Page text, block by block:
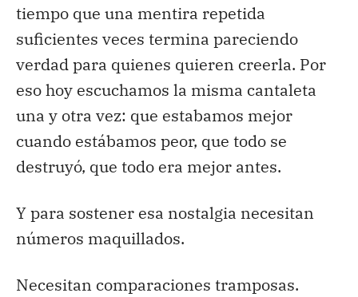
tiempo que una mentira repetida
suficientes veces termina pareciendo
verdad para quienes quieren creerla. Por
eso hoy escuchamos la misma cantaleta
una y otra vez: que estabamos mejor
cuando estábamos peor, que todo se
destruyó, que todo era mejor antes.
Y para sostener esa nostalgia necesitan
números maquillados.
Necesitan comparaciones tramposas.